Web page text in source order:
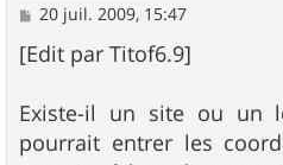
M
s
s
g
e
20 juil. 2009, 15:47
[Edit par Titof6.9]
Existe-il un site ou un
pourrait entrer les